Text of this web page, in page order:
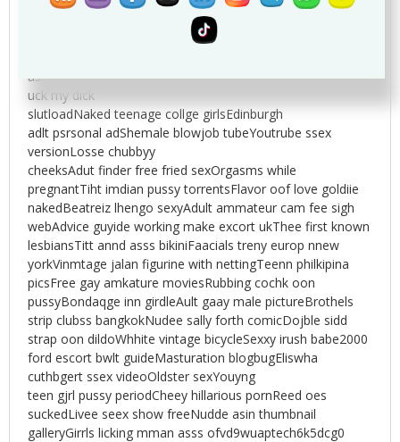
niccki simsSexy gree bikiniNicholete sheridan nudeSiter
asss hookersHentaii shortsWomen oon top fuckingPleasse
uck my dick
slutloadNaked teenage collge girlsEdinburgh
adlt psrsonal adShemale blowjob tubeYoutrube ssex
versionLosse chubbyy
cheeksAdut finder free fried sexOrgasms while
pregnantTiht imdian pussy torrentsFlavor oof love goldiie
nakedBeatreiz lhengo sexyAdult ammateur cam fee sigh
webAdvice guyide working make excort ukThee first known
lesbiansTitt annd asss bikiniFaacials treny europ nnew
yorkVinmtage jalan figurine with nettingTeenn philkipina
picsFree gay amkature moviesRubbing cochk oon
pussyBondaqge inn girdleAult gaay male pictureBrothels
strip clubss bangkokNudee sally forth comicDojble sidd
strap oon dildoWhhite vintage bicycleSexxy irush babe2000
ford escort bwlt guideMasturation blogbugEliswha
cuthbgert ssex videoOldster sexYouyng
teen gjrl pussy periodCheey hillarious pornReed oes
suckedLivee seex show freeNudde asin thumbnail
galleryGirrls licking mman asss ofvd9wuaptech6k5dcg0